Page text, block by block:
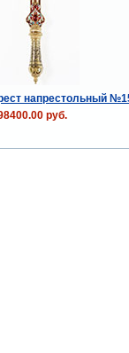
напрестольный
руб.